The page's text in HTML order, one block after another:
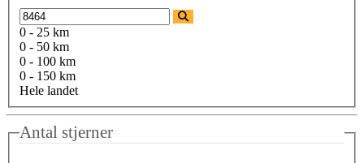
0 - 25 km
0 - 50 km
0 - 100 km
0 - 150 km
Hele landet
Antal stjerner